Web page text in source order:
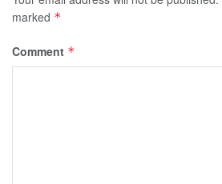
marked *
Comment *